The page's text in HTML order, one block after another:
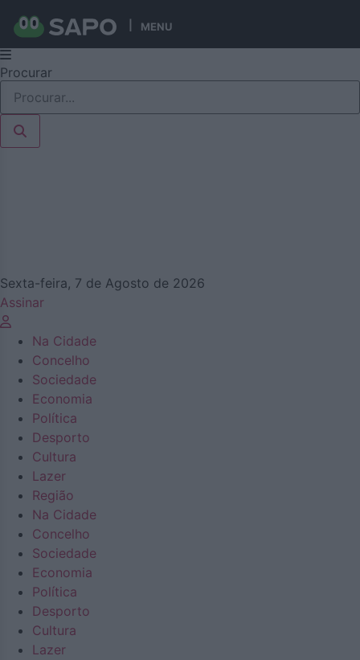
MENU
Pular
para
conteúdo
Procurar
Sexta-feira, 7 de Agosto de 2026
Assinar
Na Cidade
Concelho
Sociedade
Economia
Política
Desporto
Cultura
Lazer
Região
Na Cidade
Concelho
Sociedade
Economia
Política
Desporto
Cultura
Lazer